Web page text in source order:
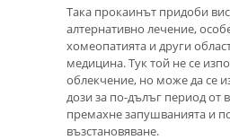
Така прокаинът придоби
алтернативно лечение,
хомеопатията и други
медицина. Тук той не се
облекчение, но може да се
дози за по-дълъг период от
премахне запушванията и
възстановяване.